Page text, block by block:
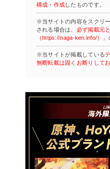
構成・作成したものです。
※当サイトの内容をスクリ
される場合は、
必ず掲載元
（https://naga-ken.info/）」
※当サイトが掲載している
無断転載は固くお断りしてお